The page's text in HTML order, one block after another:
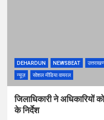
DEHARDUN NEWSBEAT
न्यूज़
सोशल मीडिया वायरल
जिलाधिकारी ने अधिकारियों
के निर्देश